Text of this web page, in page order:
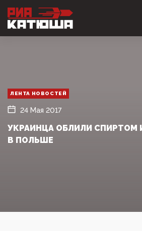
ЛЕНТА НОВОСТЕЙ
24 Мая 2017
УКРАИНЦА ОБЛИЛИ
В ПОЛЬШЕ